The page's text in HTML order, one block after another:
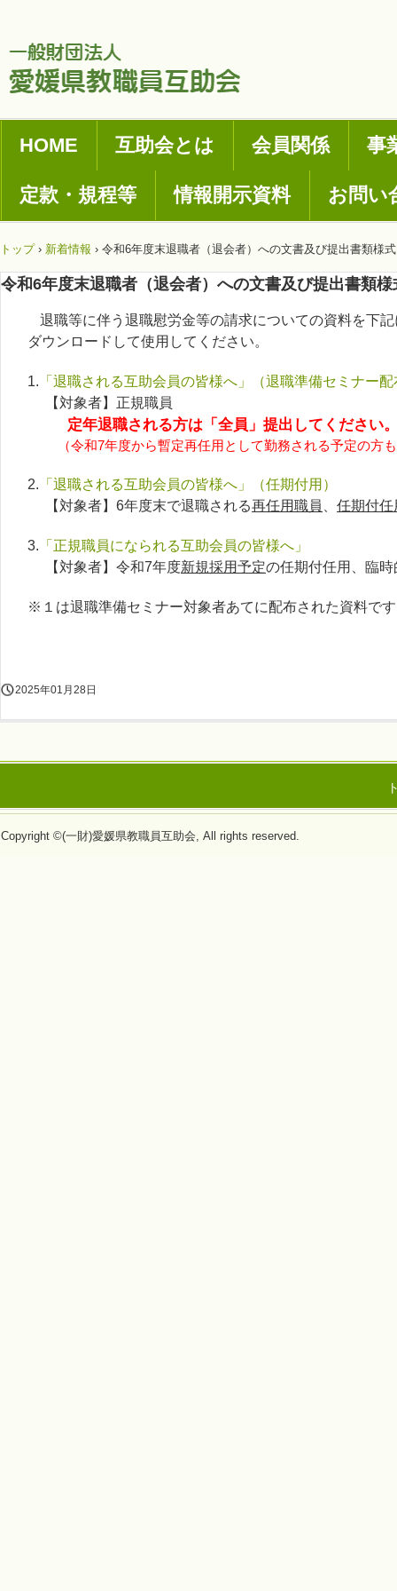
HOME 互助会とは 会員関係 事
定款・規程等 情報開示資料 お問い
トップ › 新着情報 › 令和6年度末退職者（退会者）への文書及び提出書類様
令和6年度末退職者（退会者）への文書及び提出書類
退職等に伴う退職慰労金等の請求についての資料を下
ダウンロードして使用してください。
1. 「退職される互助会員の皆様へ」（退職準備セミナー
【対象者】正規職員
定年退職される方は「全員」 提出してください
（令和7年度から暫定再任用として勤務される予定の方も
2. 「退職される互助会員の皆様へ」（任期付用）
【対象者】6年度末で退職される再任用職員 任期付任
3. 「正規職員になられる互助会員の皆様へ」
【対象者】令和7年度新規採用予定の任期付任用、臨
※１は退職準備セミナー対象者あてに配布された資料で
2025年01月28日
Copyright ©(一財)愛媛県教職員互助会, All rights reserved.